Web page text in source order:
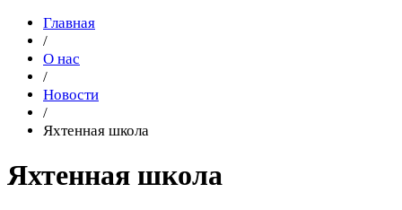
Главная
/
О нас
/
Новости
/
Яхтенная школа
Яхтенная школа